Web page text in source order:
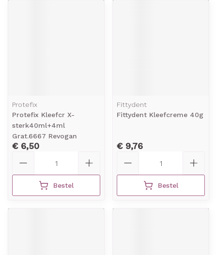
Protefix
Protefix Kleefcr X-
sterk40ml+4ml
Grat.6667 Revogan
€ 6,50
Bestel
Fittydent
Fittydent Kleefcreme 40g
€ 9,76
Bestel